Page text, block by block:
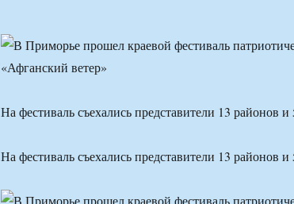
На фестиваль съехались представители 13 районов и
На фестиваль съехались представители 13 районов и